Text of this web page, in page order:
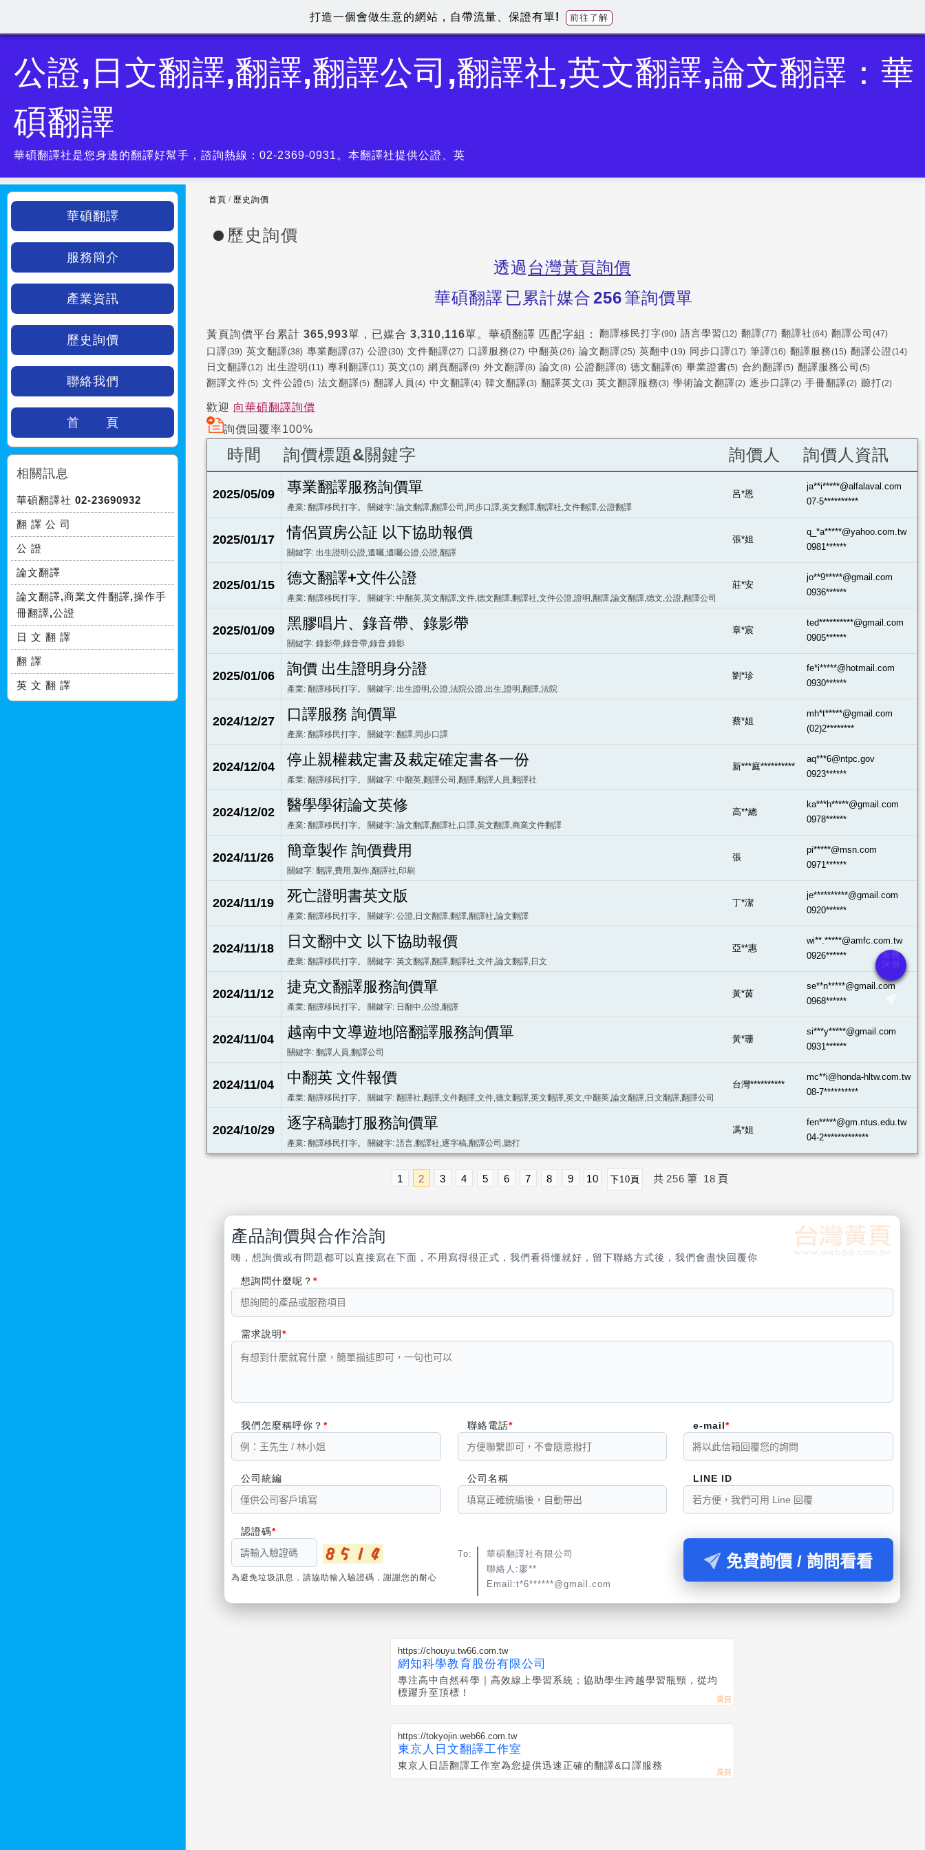
公證,日文翻譯,翻譯,翻譯公司,翻譯社,英文翻譯,論文翻譯：華
碩翻譯
華碩翻譯社是您身邊的翻譯好幫手，諮詢熱線：02-2369-0931。本翻譯社提供公證、英
首頁 / 歷史詢價
歷史詢價
透過 台灣黃頁詢價
華碩翻譯 已累計媒合256筆詢價單
黃頁詢價平台累計 365,993單，已媒合 3,310,116單。 華碩翻譯 匹配字組： 翻譯移民打字(90) 語言學習(12) 翻譯(77) 翻譯社(64) 翻譯公司 (47)
口譯(39) 英文翻譯(38) 專業翻譯(37) 公證(30) 文件翻譯(27) 口譯服務(27) 中翻英(26) 論文翻譯(25) 英翻中 (19) 同步口譯(17) 筆譯(16) 翻譯服務(15) 翻譯公證(14)
日文翻譯(12) 出生證明 (11) 專利翻譯(11) 英文(10) 網頁翻譯(9) 外文翻譯(8) 論文(8) 公證翻譯(8) 德文翻譯(6) 畢業證書(5) 合約翻譯(5) 翻譯服務公司 (5)
翻譯文件(5) 文件公證(5) 法文翻譯(5) 翻譯人員 (4) 中文翻譯(4) 韓文翻譯(3) 翻譯英文(3) 英文翻譯服務(3) 學術論文翻譯(2) 逐步口譯(2) 手冊翻譯(2) 聽打(2)
歡迎 向華碩翻譯詢價
詢價回覆率100%
時間 詢價標題&關鍵字 詢價人 詢價人資訊
2025/05/09 專業翻譯服務詢價單
產業: 翻譯移民打字。 關鍵字: 論文翻譯,翻譯公司,同步口譯,英文翻譯,翻譯社,文件翻譯,公證翻譯
呂*恩
ja**i*****@alfalaval.com
07-5**********
2025/01/17 情侶買房公証 以下協助報價
關鍵字: 出生證明公證,遺囑,遺囑公證,公證,翻譯
張*姐
q_*a*****@yahoo.com.tw
0981******
2025/01/15 德文翻譯+文件公證
產業: 翻譯移民打字。 關鍵字: 中翻英,英文翻譯,文件,德文翻譯,翻譯社,文件公證,證明,翻譯,論文翻譯,德文,公證,翻譯公司
莊*安
jo**9*****@gmail.com
0936******
2025/01/09 黑膠唱片、錄音帶、錄影帶
關鍵字: 錄影帶,錄音帶,錄音,錄影
章*宸
ted**********@gmail.com
0905******
2025/01/06 詢價 出生證明身分證
產業: 翻譯移民打字。 關鍵字: 出生證明,公證,法院公證,出生,證明,翻譯,法院
劉*珍
fe*i*****@hotmail.com
0930******
2024/12/27 口譯服務 詢價單
產業: 翻譯移民打字。 關鍵字: 翻譯,同步口譯
蔡*姐
mh*t*****@gmail.com
(02)2********
2024/12/04 停止親權裁定書及裁定確定書各一份
產業: 翻譯移民打字。 關鍵字: 中翻英,翻譯公司,翻譯,翻譯人員,翻譯社
新***庭**********
aq***6@ntpc.gov
0923******
2024/12/02 醫學學術論文英修
產業: 翻譯移民打字。 關鍵字: 論文翻譯,翻譯社,口譯,英文翻譯,商業文件翻譯
高**總
ka***h*****@gmail.com
0978******
2024/11/26 簡章製作 詢價費用
關鍵字: 翻譯,費用,製作,翻譯社,印刷
張
pi*****@msn.com
0971******
2024/11/19 死亡證明書英文版
產業: 翻譯移民打字。 關鍵字: 公證,日文翻譯,翻譯,翻譯社,論文翻譯
丁*潔
je**********@gmail.com
0920******
2024/11/18 日文翻中文 以下協助報價
產業: 翻譯移民打字。 關鍵字: 英文翻譯,翻譯,翻譯社,文件,論文翻譯,日文
亞**惠
wi**.*****@amfc.com.tw
0926******
2024/11/12 捷克文翻譯服務詢價單
產業: 翻譯移民打字。 關鍵字: 日翻中,公證,翻譯
黃*茵
se**n*****@gmail.com
0968******
2024/11/04 越南中文導遊地陪翻譯服務詢價單
關鍵字: 翻譯人員,翻譯公司
黃*珊
si***y*****@gmail.com
0931******
2024/11/04 中翻英 文件報價
產業: 翻譯移民打字。 關鍵字: 翻譯社,翻譯,文件翻譯,文件,德文翻譯,英文翻譯,英文,中翻英,論文翻譯,日文翻譯,翻譯公司
台灣**********
mc**i@honda-hltw.com.tw
08-7**********
2024/10/29 逐字稿聽打服務詢價單
產業: 翻譯移民打字。 關鍵字: 語言,翻譯社,逐字稿,翻譯公司,聽打
馮*姐
fen*****@gm.ntus.edu.tw
04-2*************
1 2 3 4 5 6 7 8 9 10 下10頁 共 256 筆 18 頁
產品詢價與合作洽詢
嗨，想詢價或有問題都可以直接寫在下面，不用寫得很正式，我們看得懂就好，留下聯絡方式後，我們會盡快回覆你
想詢問什麼呢？
需求說明
我們怎麼稱呼你？ 聯絡電話 e-mail
公司統編 公司名稱 LINE ID
認證碼
為避免垃圾訊息，請協助輸入驗證碼，謝謝您的耐心
To:
華碩翻譯社有限公司
聯絡人:廖**
Email:t*6******@gmail.com
免費詢價 / 詢問看看
https://chouyu.tw66.com.tw
網知科學教育股份有限公司
專注高中自然科學｜高效線上學習系統；協助學生跨越學習瓶頸，從均
標躍升至頂標！
https://tokyojin.web66.com.tw
東京人日文翻譯工作室
東京人日語翻譯工作室為您提供迅速正確的翻譯&口譯服務
華碩翻譯
服務簡介
產業資訊
歷史詢價
聯絡我們
首 頁
相關訊息
華碩翻譯社 02-23690932
翻 譯 公 司
公 證
論文翻譯
論文翻譯,商業文件翻譯,操作手
冊翻譯,公證
日 文 翻 譯
翻 譯
英 文 翻 譯
打造一個會做生意的網站，自帶流量、保證有單! 前往了解